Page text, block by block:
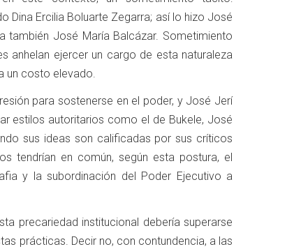
Dina Ercilia Boluarte Zegarra; así lo hizo José
también José María Balcázar. Sometimiento
anhelan ejercer un cargo de esta naturaleza
un costo elevado.
para sostenerse en el poder, y José Jerí
estilos autoritarios como el de Bukele, José
sus ideas son calificadas por sus críticos
tendrían en común, según esta postura, el
y la subordinación del Poder Ejecutivo a
precariedad institucional debería superarse
prácticas. Decir no, con contundencia, a las